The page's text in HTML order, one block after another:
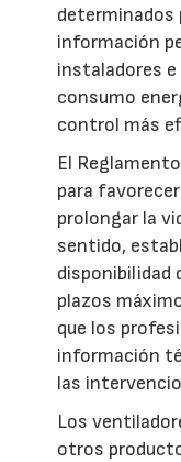
determinados
información
instaladores
consumo
control más
El
para
prolongar la
sentido,
disponibilidad
plazos
que los
información
las
Los
otros